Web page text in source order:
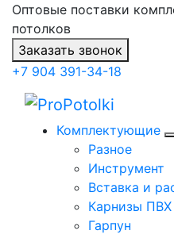
Оптовые поставки
потолков
Заказать звонок
+7 904 391-34-18
Комплектующие
Разное
Инструмент
Вставка и
Карнизы
Гарпун